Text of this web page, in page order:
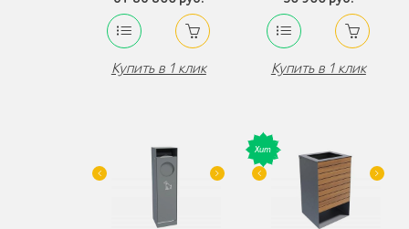
Купить в 1 клик Купить в 1 клик